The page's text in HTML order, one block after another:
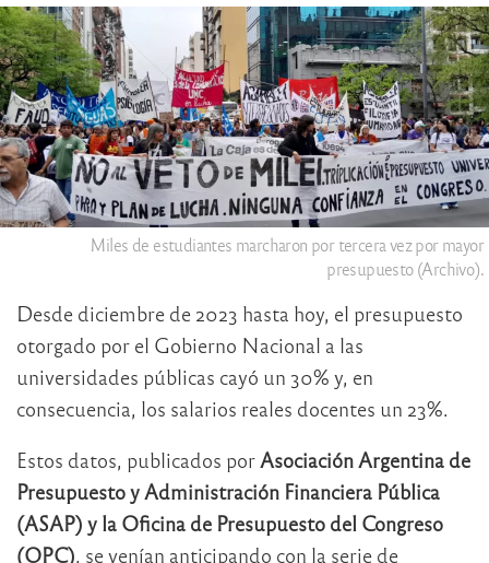
Miles de estudiantes marcharon por tercera vez por mayor
presupuesto (Archivo).
Desde diciembre de 2023 hasta hoy, el presupuesto
otorgado por el Gobierno Nacional a las
universidades públicas cayó un 30% y, en
consecuencia, los salarios reales docentes un 23%.
Estos datos, publicados por Asociación Argentina de
Presupuesto y Administración Financiera Pública
(ASAP) y la Oficina de Presupuesto del Congreso
(OPC), se venían anticipando con la serie de